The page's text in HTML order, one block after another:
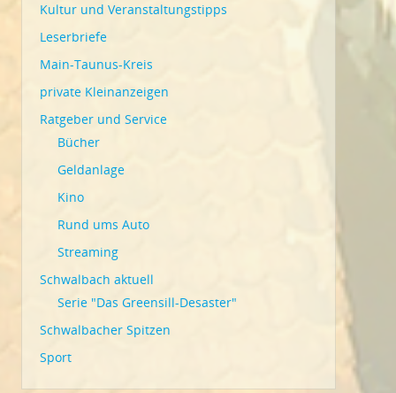
Kultur und Veranstaltungstipps
Leserbriefe
Main-Taunus-Kreis
private Kleinanzeigen
Ratgeber und Service
Bücher
Geldanlage
Kino
Rund ums Auto
Streaming
Schwalbach aktuell
Serie "Das Greensill-Desaster"
Schwalbacher Spitzen
Sport